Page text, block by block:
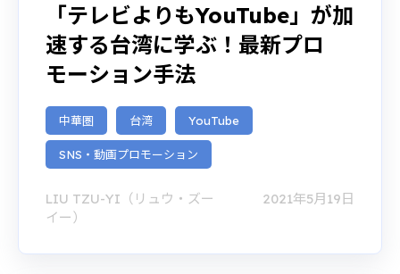
「テレビよりもYouTube」が加
速する台湾に学ぶ！最新プロ
モーション手法
中華圏 台湾 YouTube
SNS・動画プロモーション
LIU TZU-YI（リュウ・ズー
イー）
2021年5月19日